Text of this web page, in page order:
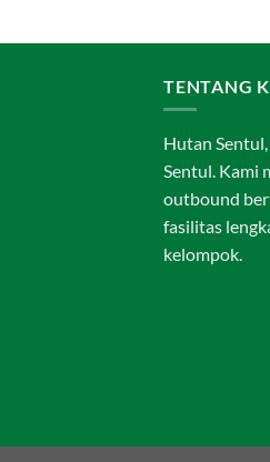
TENTANG
Hutan
Sentul. Kami
outbound
fasilitas
kelompok.